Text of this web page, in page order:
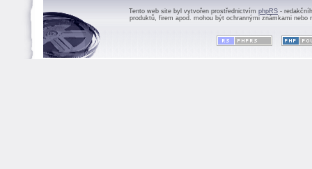
Tento web site byl vytvořen prostřednictvím phpRS -
produktů, firem apod. mohou být ochrannými známkami